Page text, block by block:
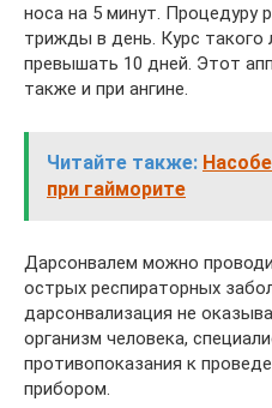
носа на 5 минут. Процедуру
трижды в день. Курс такого
превышать 10 дней. Этот
также и при ангине.
Читайте также:
при гайморите
Дарсонвалем можно
острых респираторных
дарсонвализация не
организм человека,
противопоказания к
прибором.